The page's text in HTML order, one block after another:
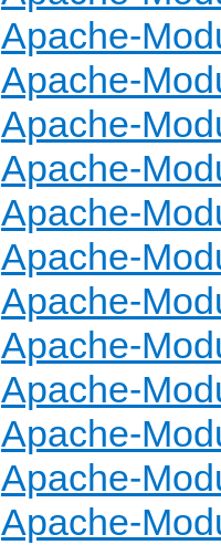
Apache-
Apache-
Apache-
Apache-
Apache-
Apache-
Apache-
Apache-
Apache-
Apache-
Apache-
Apache-